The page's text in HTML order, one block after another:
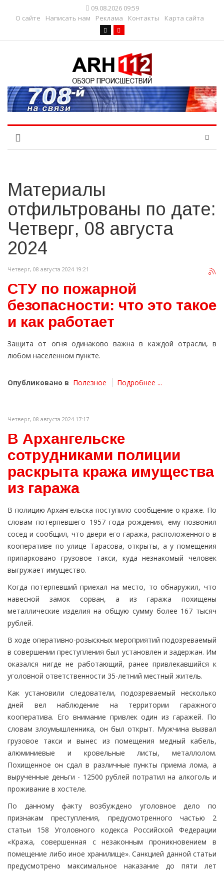
09.08.2026 09:59
О сайте
Написать нам Реклама Контакты Карта сайта
Материалы
отфильтрованы по дате:
Четверг, 08 августа
2024
Четверг, 08 августа 2024 19:21
СТУ по пожарной
безопасности: что это такое
и как работает
Защита от огня одинаково важна в каждой отрасли, в
любом населенном пункте.
Опубликовано в Полезное Подробнее ...
Четверг, 08 августа 2024 17:17
В Архангельске
сотрудниками полиции
раскрыта кража имущества
из гаража
В полицию Архангельска поступило сообщение о краже. По
словам потерпевшего 1957 года рождения, ему позвонил
сосед и сообщил, что двери его гаража, расположенного в
кооперативе по улице Тарасова, открыты, а у помещения
припарковано грузовое такси, куда незнакомый человек
выгружает имущество.
Когда потерпевший приехал на место, то обнаружил, что
навесной замок сорван, а из гаража похищены
металлические изделия на общую сумму более 167 тысяч
рублей.
В ходе оперативно-розыскных мероприятий подозреваемый
в совершении преступления был установлен и задержан. Им
оказался нигде не работающий, ранее привлекавшийся к
уголовной ответственности 35-летний местный житель.
Как установили следователи, подозреваемый несколько
дней вел наблюдение на территории гаражного
кооператива. Его внимание привлек один из гаражей. По
словам злоумышленника, он был открыт. Мужчина вызвал
грузовое такси и вынес из помещения медный кабель,
алюминиевые и кровельные листы, металлолом.
Похищенное он сдал в различные пункты приема лома, а
вырученные деньги - 12500 рублей потратил на алкоголь и
проживание в хостеле.
По данному факту возбуждено уголовное дело по
признакам преступления, предусмотренного частью 2
статьи 158 Уголовного кодекса Российской Федерации
«Кража, совершенная с незаконным проникновением в
помещение либо иное хранилище». Санкцией данной статьи
предусмотрено максимальное наказание до пяти лет